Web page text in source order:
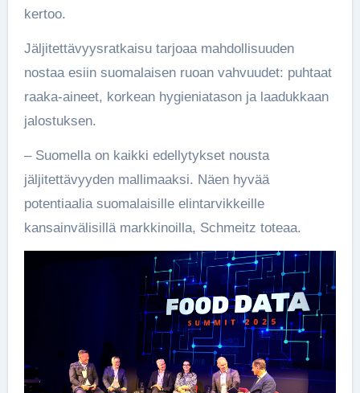
kertoo.
Jäljitettävyysratkaisu tarjoaa mahdollisuuden
nostaa esiin suomalaisen ruoan vahvuudet: puhtaat
raaka-aineet, korkean hygieniatason ja laadukkaan
jalostuksen.
– Suomella on kaikki edellytykset nousta
jäljitettävyyden mallimaaksi. Näen hyvää
potentiaalia suomalaisille elintarvikkeille
kansainvälisillä markkinoilla, Schmeitz toteaa.